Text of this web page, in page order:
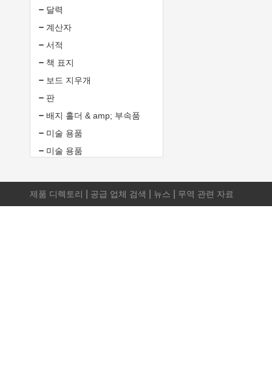
달력
계산자
서적
책 표지
보드 지우개
판
배지 홀더 & amp; 부속품
미술 용품
미술 용품
제품 디렉토리 공급 업체 검색 뉴스 무역 관련 자료